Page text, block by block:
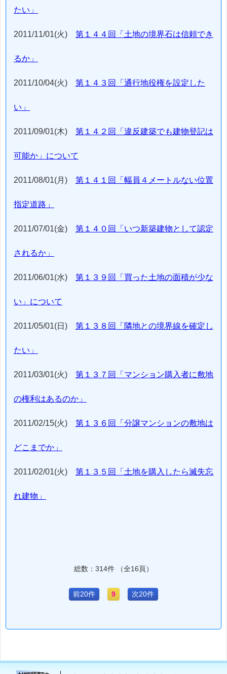
たい」
2011/11/01(火) 第１４４回「土地の境界石は信頼でき
るか」
2011/10/04(火) 第１４３回「通行地役権を設定した
い」
2011/09/01(木) 第１４２回「違反建築でも建物登記は
可能か」について
2011/08/01(月) 第１４１回「幅員４メートルない位置
指定道路」
2011/07/01(金) 第１４０回「いつ新築建物として認定
されるか」
2011/06/01(水) 第１３９回「買った土地の面積が少な
い」について
2011/05/01(日) 第１３８回「隣地との境界線を確定し
たい」
2011/03/01(火) 第１３７回「マンション購入者に敷地
の権利はあるのか」
2011/02/15(火) 第１３６回「分譲マンションの敷地は
どこまでか」
2011/02/01(火) 第１３５回「土地を購入したら滅失忘
れ建物」
総数：314件 （全16頁）
前20件 9 次20件